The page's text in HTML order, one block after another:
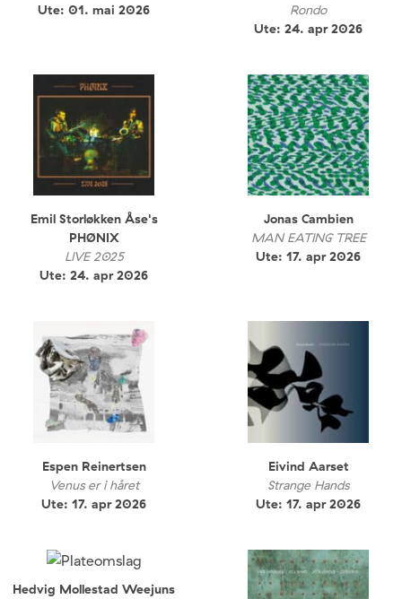
Ute: 01. mai 2026
Rondo
Ute: 24. apr 2026
Emil Storløkken Åse's
PHØNIX
LIVE 2025
Ute: 24. apr 2026
Jonas Cambien
MAN EATING TREE
Ute: 17. apr 2026
Espen Reinertsen
Venus er i håret
Ute: 17. apr 2026
Eivind Aarset
Strange Hands
Ute: 17. apr 2026
Hedvig Mollestad Weejuns